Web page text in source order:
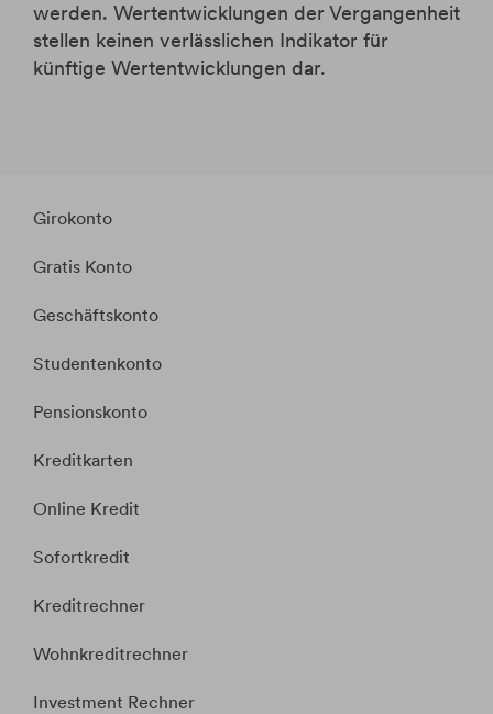
werden. Wertentwicklungen der Vergangenheit
stellen keinen verlässlichen Indikator für
künftige Wertentwicklungen dar.
Girokonto
Gratis Konto
Geschäftskonto
Studentenkonto
Pensionskonto
Kreditkarten
Online Kredit
Sofortkredit
Kreditrechner
Wohnkreditrechner
Investment Rechner